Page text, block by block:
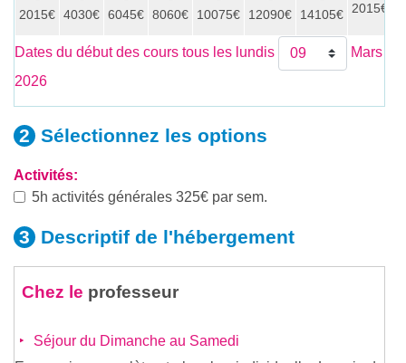
2015€ 4030€ 6045€ 8060€ 10075€ 12090€ 14105€ 2015€
Dates du début des cours tous les lundis
Mars
2026
Sélectionnez les options
Activités:
5h activités générales 325€ par sem.
Descriptif de l'hébergement
Chez le professeur
Séjour du Dimanche au Samedi